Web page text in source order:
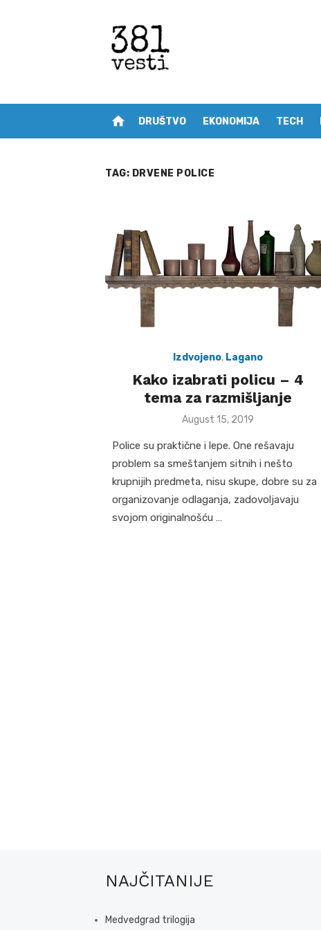
home DRUŠTVO EKONOMIJA TECH
TAG: DRVENE POLICE
Izdvojeno, Lagano
Kako izabrati policu – 4
tema za razmišljanje
Posted
August 15, 2019
Police su praktične i lepe. One rešavaju
problem sa smeštanjem sitnih i nešto
krupnijih predmeta, nisu skupe, dobre su za
organizovanje odlaganja, zadovoljavaju
svojom originalnošću …
NAJČITANIJE
Medvedgrad trilogija